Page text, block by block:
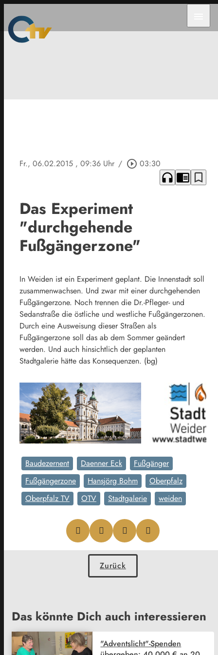
Fr., 06.02.2015 , 09:36 Uhr / play_circle_outline 03:30
headphones chrome_reader_mode bookmark_border
Das Experiment
"durchgehende
Fußgängerzone"
In Weiden ist ein Experiment geplant. Die Innenstadt soll
zusammenwachsen. Und zwar mit einer durchgehenden
Fußgängerzone. Noch trennen die Dr.-Pfleger- und
Sedanstraße die östliche und westliche Fußgängerzonen.
Durch eine Ausweisung dieser Straßen als
Fußgängerzone soll das ab dem Sommer geändert
werden. Und auch hinsichtlich der geplanten
Stadtgalerie hätte das Konsequenzen. (bg)
Baudezernent Daenner Eck
Fußgänger
Fußgängerzone
Hansjörg Bohm
Oberpfalz
Oberpfalz TV
OTV Stadtgalerie weiden
Zurück
Das könnte Dich auch interessieren
"Adventslicht"-Spenden